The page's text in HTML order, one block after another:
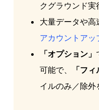
クグラウンド実
大量データや高
アカウントアッ
「オプション」
可能で、
「フィ
イルのみ／除外